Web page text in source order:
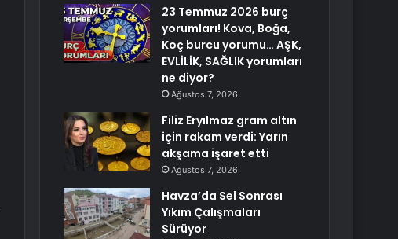
23 Temmuz 2026 burç
yorumları! Kova, Boğa,
Koç burcu yorumu… AŞK,
EVLİLİK, SAĞLIK yorumları
ne diyor?
Ağustos 7, 2026
Filiz Eryılmaz gram altın
için rakam verdi: Yarın
akşama işaret etti
Ağustos 7, 2026
Havza’da Sel Sonrası
Yıkım Çalışmaları
Sürüyor